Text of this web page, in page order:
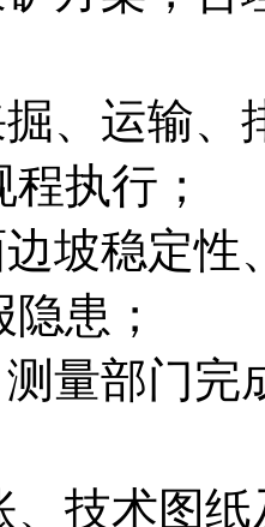
、运输
执行；
坡稳定性
患；
量部门
、技术图